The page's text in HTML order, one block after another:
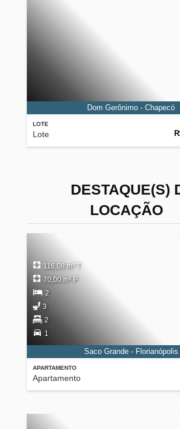
LOTE
Lote
Dom Gerônimo - Chapecó
DESTAQUE(S)
LOCAÇÃO
APARTAMENTO
Apartamento
116,08 m² T
70,00 m² P
2
3
2
1
Saco Grande - Florianópolis